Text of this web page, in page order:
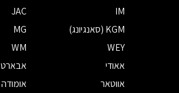
IM
JAC
KGM (סאנגיונג)
MG
WEY
WM
אאודי
אבארט
אווטאר
אומודה